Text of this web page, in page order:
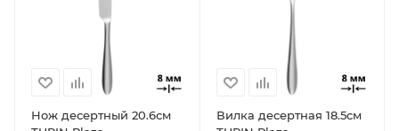
Нож десертный 20.6см
Вилка десертная 18.5см